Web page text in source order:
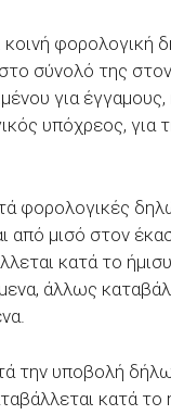
κοινή φορολογική
σύνολό της
για
υπόχρεος, για
φορολογικές
από μισό στον
κατά το
άλλως
την υποβολή
κατά το